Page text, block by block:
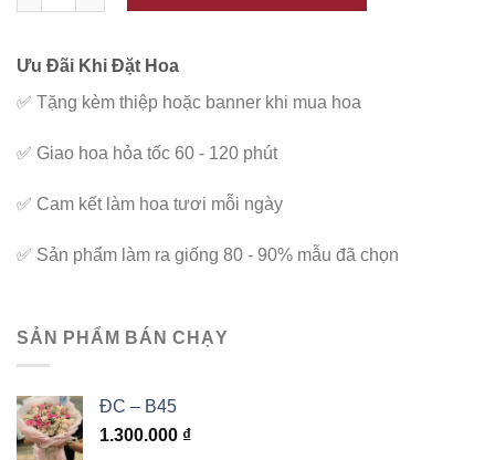
Ưu Đãi Khi Đặt Hoa
✅ Tặng kèm thiệp hoặc banner khi mua hoa
✅ Giao hoa hỏa tốc 60 - 120 phút
✅ Cam kết làm hoa tươi mỗi ngày
✅ Sản phẩm làm ra giống 80 - 90% mẫu đã chọn
SẢN PHẨM BÁN CHẠY
ĐC – B45
1.300.000 ₫